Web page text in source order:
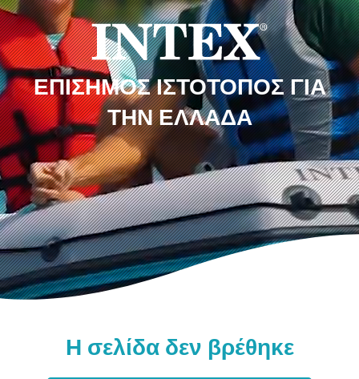
ΕΠΊΣΗΜΟΣ ΙΣΤΌΤΟΠΟΣ ΓΙΑ
ΤΗΝ ΕΛΛΆΔΑ
Η σελίδα δεν βρέθηκε